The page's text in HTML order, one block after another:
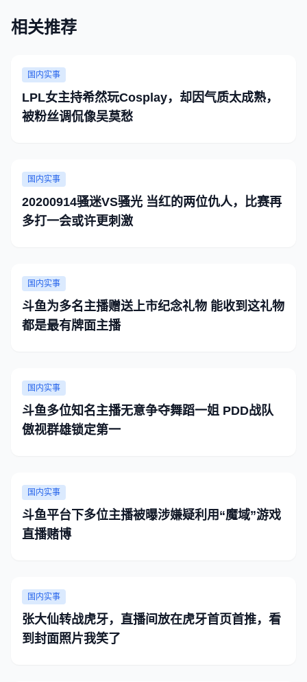
相关推荐
国内实事
LPL女主持希然玩Cosplay，却因气质太成熟，
被粉丝调侃像吴莫愁
国内实事
20200914骚迷VS骚光 当红的两位仇人，比赛再
多打一会或许更刺激
国内实事
斗鱼为多名主播赠送上市纪念礼物 能收到这礼物
都是最有牌面主播
国内实事
斗鱼多位知名主播无意争夺舞蹈一姐 PDD战队
傲视群雄锁定第一
国内实事
斗鱼平台下多位主播被曝涉嫌疑利用“魔域”游戏
直播赌博
国内实事
张大仙转战虎牙，直播间放在虎牙首页首推，看
到封面照片我笑了